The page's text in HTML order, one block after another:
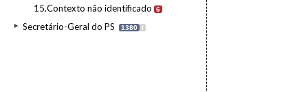
15.Contexto não identificado 6
Secretário-Geral do PS 1380 I